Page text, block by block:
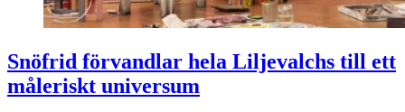
Snöfrid förvandlar hela Liljevalchs till ett
måleriskt universum